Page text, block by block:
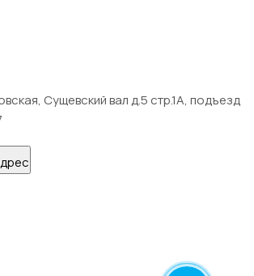
Сущевский вал д.5 стр.1А, подъезд